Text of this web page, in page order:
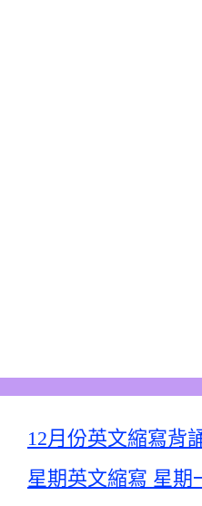
12月份英文縮寫背
星期英文縮寫 星期